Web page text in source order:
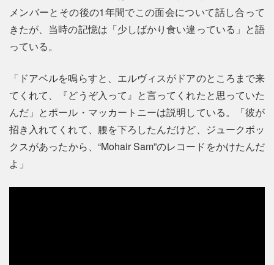
メンバーとその後の1年間でこの面会について話し合って
きたが、当時の記憶は「少しばかり食い違っている」と語
っている。
「ドアベルを鳴らすと、エルヴィスがドアのところまで来
てくれて、『どうぞ入って』と言ってくれたと思っていた
んだ」とポール・マッカートニーは説明している。「彼が
招き入れてくれて、腰を下ろしたんだけど、ジュークボッ
クスがあったから、“Mohair Sam”のレコードをかけたんだ
よ」